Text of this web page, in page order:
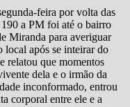
feira por volta das
a PM foi até o bairro
Miranda para averiguar
local após se inteirar do
relatou que momentos
dela e o irmão da
inconformado, entrou
corporal entre ele e a